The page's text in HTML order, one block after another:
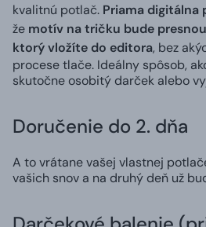
kvalitnú potlač. Priama digitálna
že motív na tričku bude
ktorý vložíte do editora, bez
procese tlače. Ideálny spôsob,
skutočne osobitý darček alebo
Doručenie do 2. dňa
A to vrátane vašej vlastnej
vašich snov a na druhý deň už